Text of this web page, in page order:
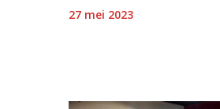
27 mei 2023